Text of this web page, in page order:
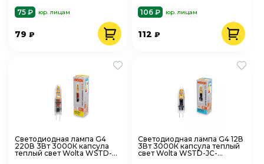
75 ₽
юр. лицам
79 ₽
106 ₽
юр. лицам
112₽
Светодиодная лампа G4
220В 3Вт 3000К капсула
теплый свет Wolta WSTD-
Светодиодная лампа G4 12В
3Вт 3000К капсула теплый
свет Wolta WSTD-JC-